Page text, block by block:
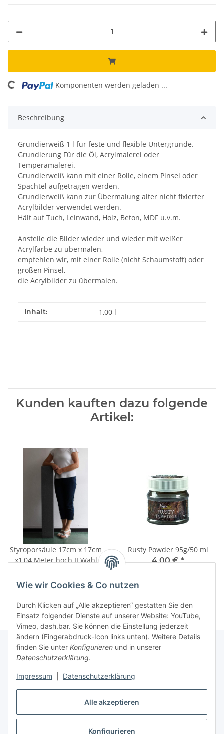
Alle akzeptieren
Konfigurieren
Wie wir Cookies & Co nutzen
Durch Klicken auf „Alle akzeptieren“ gestatten Sie den
Einsatz folgender Dienste auf unserer Website: YouTube,
Vimeo, dash.bar. Sie können die Einstellung jederzeit
ändern (Fingerabdruck-Icon links unten). Weitere Details
finden Sie unter Konfigurieren und in unserer
Datenschutzerklärung.
Impressum Datenschutzerklärung
Komponenten werden geladen ...
Beschreibung
Grundierweiß 1 l für feste und flexible Untergründe.
Grundierung Für die Öl, Acrylmalerei oder
Temperamalerei.
Grundierweiß kann mit einer Rolle, einem Pinsel oder
Spachtel aufgetragen werden.
Grundierweiß kann zur Übermalung alter nicht fixierter
Acrylbilder verwendet werden.
Hält auf Tuch, Leinwand, Holz, Beton, MDF u.v.m.
Anstelle die Bilder wieder und wieder mit weißer
Acrylfarbe zu übermalen,
empfehlen wir, mit einer Rolle (nicht Schaumstoff) oder
großen Pinsel,
die Acrylbilder zu übermalen.
Produkteigenschaft
Wert
Inhalt: 1,00 l
Kunden kauften dazu folgende
Artikel:
Styroporsäule 17cm x 17cm
x1,04 Meter hoch II Wahl
Rusty Powder 95g/50 ml
4,00 €*